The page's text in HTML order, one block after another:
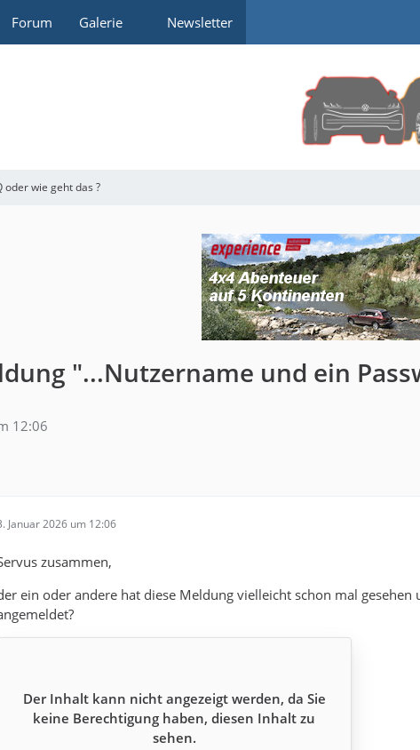
Forum Galerie Newsletter
oder wie geht das ?
"...Nutzername und ein
12:06
Januar 2026 um 12:06
zusammen,
ein oder andere hat diese Meldung vielleicht schon mal
Der Inhalt kann nicht angezeigt werden, da Sie
keine Berechtigung haben, diesen Inhalt zu
sehen.